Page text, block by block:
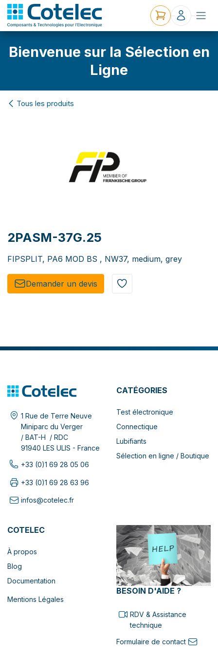
Bienvenue sur la Sélection en
Ligne
Tous les produits
2PASM-37G.25
FIPSPLIT, PA6 MOD BS , NW37, medium, grey
Demander un de​​vis​​
1 Rue de Terre Neuve
Miniparc du Verger
/ BAT-H / RDC
91940 LES ULIS - France
+33 (0)1 69 28 05 06
+33 (0)1 69 28 63 96
infos@cotelec.fr
CATÉGORIES
Test électronique
Connectique
Lubifiants
Sélection en ligne / Boutique
COTELEC
À propos
Blog
Documentation
Mentions Légales
BESOIN D'AIDE ?
RDV & Assistance
technique
Formulaire de contact